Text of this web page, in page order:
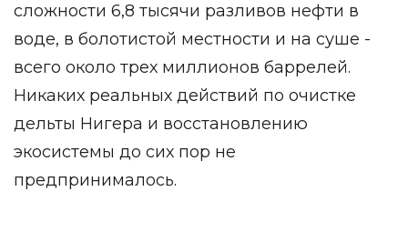
сложности 6,8 тысячи разливов нефти в
воде, в болотистой местности и на суше -
всего около трех миллионов баррелей.
Никаких реальных действий по очистке
дельты Нигера и восстановлению
экосистемы до сих пор не
предпринималось.